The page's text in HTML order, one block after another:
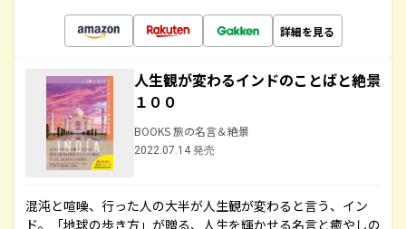
詳細を見る
人生観が変わるインドのことばと絶景
１００
BOOKS 旅の名言＆絶景
2022.07.14 発売
混沌と喧噪、行った人の大半が人生観が変わると言う、イン
ド。「地球の歩き方」が贈る、人生を輝かせる名言と癒やしの